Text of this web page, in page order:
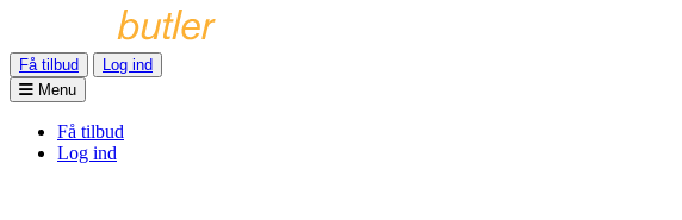
Få tilbud
Log ind
Menu
Få tilbud
Log ind